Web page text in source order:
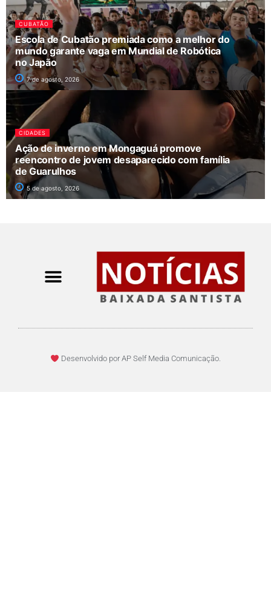
CUBATÃO
Escola de Cubatão premiada como a melhor do
mundo garante vaga em Mundial de Robótica
no Japão
7 de agosto, 2026
CIDADES
Ação de inverno em Mongaguá promove
reencontro de jovem desaparecido com família
de Guarulhos
5 de agosto, 2026
Desenvolvido por AP Self Media Comunicação.